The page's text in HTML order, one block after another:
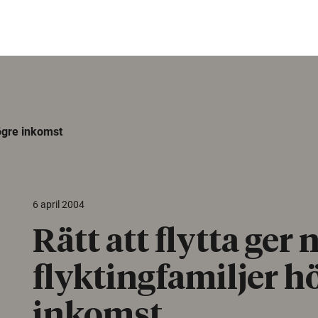
inkomst
6 april 2004
Rätt att flytta ger
flyktingfamiljer